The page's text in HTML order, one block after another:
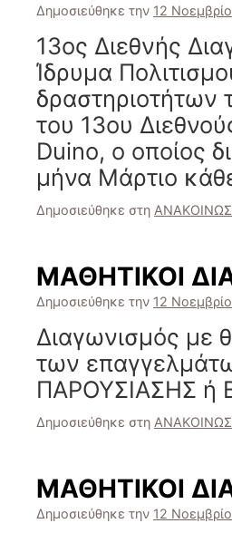
Δημοσιεύθηκε την 12
13ος Διεθνής
Ίδρυμα
δραστηριοτήτων
του 13ου
Duino, ο οποίος
μήνα Μάρτιο
Δημοσιεύθηκε στη
ΜΑΘΗΤΙΚΟΙ
Δημοσιεύθηκε την 12
Διαγωνισμός με
των
ΠΑΡΟΥΣΙΑΣΗΣ ή
Δημοσιεύθηκε στη
ΜΑΘΗΤΙΚΟΙ
Δημοσιεύθηκε την 12